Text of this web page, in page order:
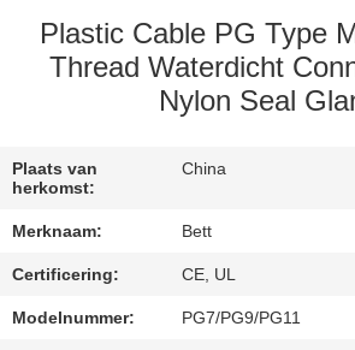
PRIVACY
Plastic Cable PG Type
Thread Waterdicht
Nylon Seal
Plaats van
herkomst:
China
Merknaam: Bett
Certificering: CE, UL
Modelnummer: PG7/PG9/PG11